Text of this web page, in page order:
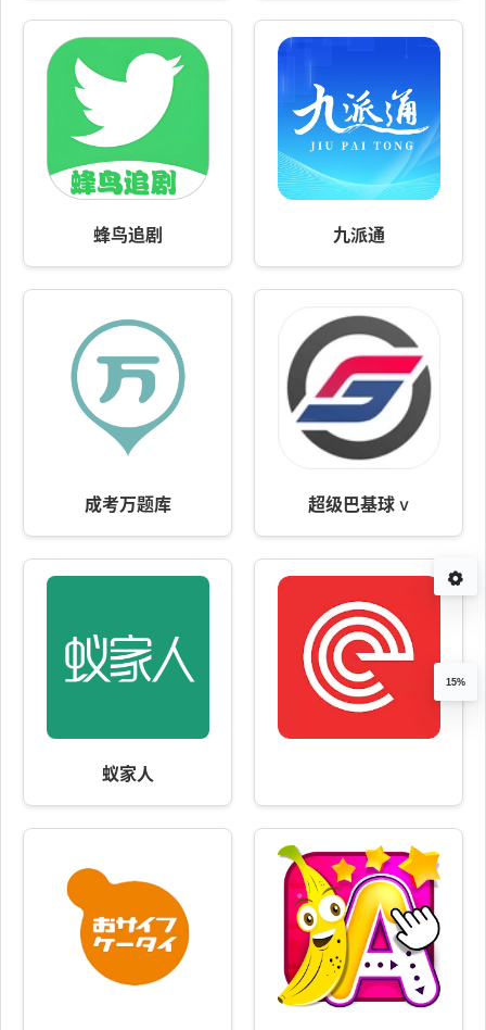
蜂鸟追剧 九派通
成考万题库 超级巴基球 v
蚁家人
15%